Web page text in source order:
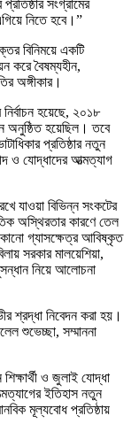
সংগ্রামের
নিতে হবে।”
বিনিময়ে একটি
করে বৈষম্যহীন,
অঙ্গীকার।
হয়েছে, ২০১৮
অনুষ্ঠিত হয়েছিল। তবে
প্রতিষ্ঠার নতুন
ও যোদ্ধাদের আত্মত্যাগ
যাওয়া বিভিন্ন সংকটের
অস্থিরতার কারণে তেল
গ্যাসক্ষেত্র আবিষ্কৃত
সরকার মালয়েশিয়া,
নিয়ে আলোচনা
শ্রদ্ধা নিবেদন করা হয়।
শুভেচ্ছা, সম্মাননা
ও জুলাই যোদ্ধা
ইতিহাস নতুন
মূল্যবোধ প্রতিষ্ঠায়